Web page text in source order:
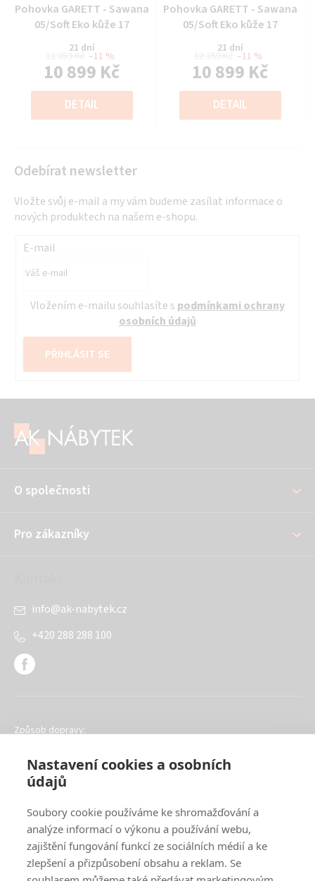
Nastavení cookies a osobních
údajů
Soubory cookie používáme ke shromažďování a
analýze informací o výkonu a používání webu,
zajištění fungování funkcí ze sociálních médií a ke
zlepšení a přizpůsobení obsahu a reklam. Se
Průměrné
hodnocení
produktu
je
0,0
5
hvězdiček.
Pohovka GARETT - Sawana
05/Soft Eko kůže 17
21 dní
–11 %
10 899 Kč
Měrná
cena:
DETAIL
Průměrné
hodnocení
produktu
je
0,0
5
hvězdiček.
Pohovka GARETT - Sawana
05/Soft Eko kůže 17
21 dní
–11 %
10 899 Kč
Měrná
cena:
DETAIL
Odebírat newsletter
Vložte svůj e-mail a my vám budeme zasílat informace o
nových produktech na našem e-shopu.
E-mail
Vložením e-mailu souhlasíte s podmínkami ochrany
osobních údajů
PŘIHLÁSIT SE
O společnosti
Pro zákazníky
info@ak-nabytek.cz
+420 288 288 100
Způsob dopravy:
Oblíbené způsoby platby: